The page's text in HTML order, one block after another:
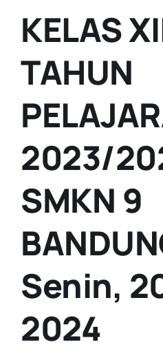
KELAS
TAHUN
2023/
SMKN 9
Senin,
2024